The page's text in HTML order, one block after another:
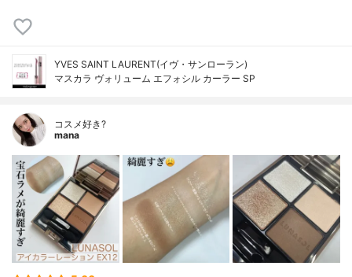
YVES SAINT LAURENT(イヴ・サンローラン)
マスカラ ヴォリューム エフォシル カーラー SP
コスメ好き?
mana